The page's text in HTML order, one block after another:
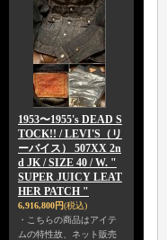
1953〜1955's DEAD S
TOCK!! / LEVI'S（リ
ーバイス） 507XX 2n
d JK / SIZE 40 / W. "
SUPER JUICY LEAT
HER PATCH "
6,916,800円(税込)
・こちらの商品はアイテ
ムの特性故、ネット販売